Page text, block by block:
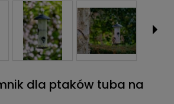
dla ptaków tuba na